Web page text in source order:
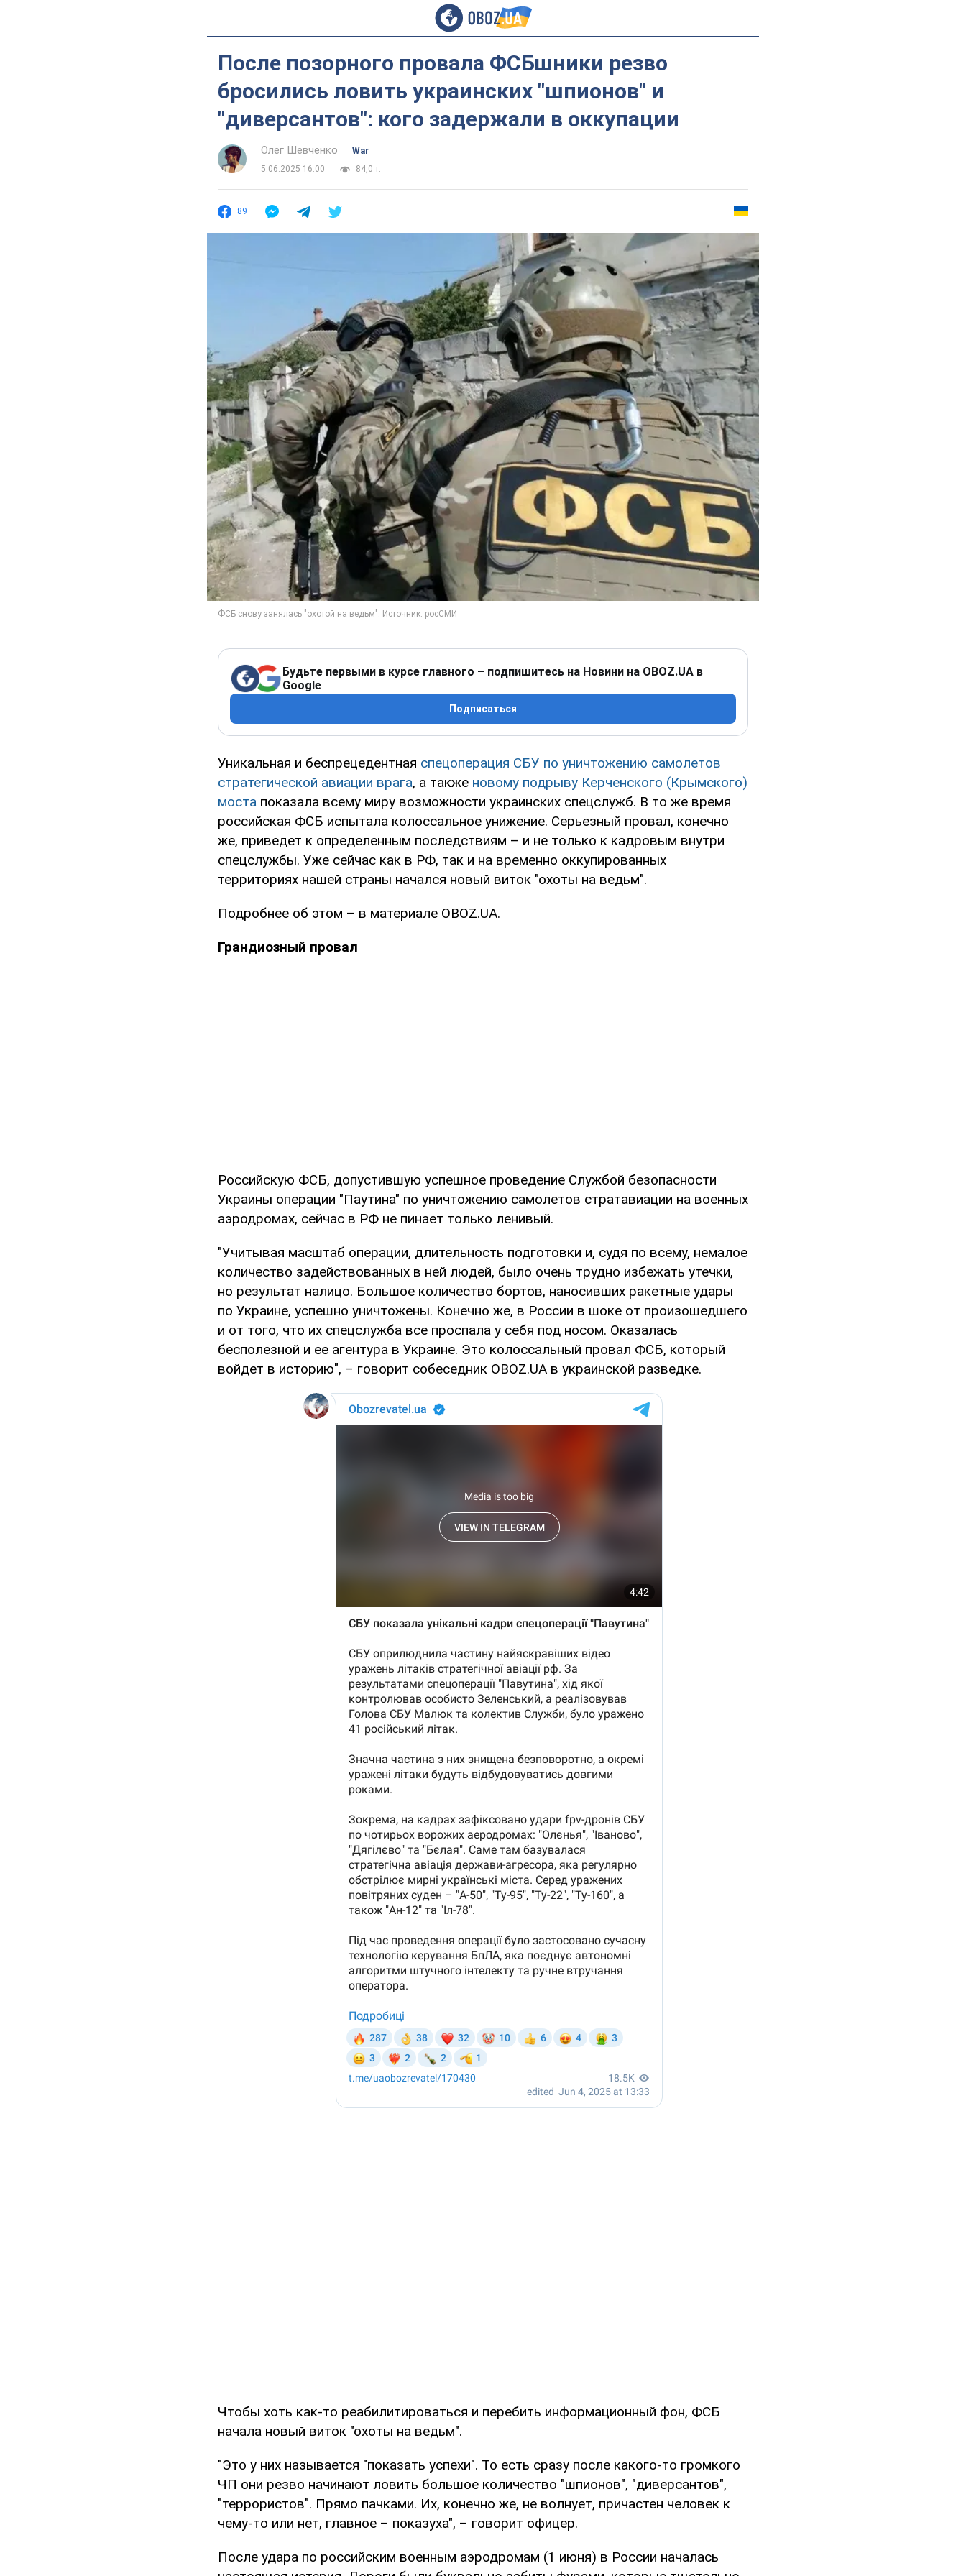
После позорного провала ФСБшники резво
бросились ловить украинских "шпионов" и
"диверсантов": кого задержали в оккупации
Олег Шевченко
War
5.06.2025 16:00
84,0 т.
89
Будьте первыми в курсе главного – подпишитесь на Новини на OBOZ.UA в
Google
Подписаться
Уникальная и беспрецедентная спецоперация СБУ по уничтожению самолетов
стратегической авиации врага, а также новому подрыву Керченского (Крымского)
моста показала всему миру возможности украинских спецслужб. В то же время
российская ФСБ испытала колоссальное унижение. Серьезный провал, конечно
же, приведет к определенным последствиям – и не только к кадровым внутри
спецслужбы. Уже сейчас как в РФ, так и на временно оккупированных
территориях нашей страны начался новый виток "охоты на ведьм".
Подробнее об этом – в материале OBOZ.UA.
Грандиозный провал
Российскую ФСБ, допустившую успешное проведение Службой безопасности
Украины операции "Паутина" по уничтожению самолетов стратавиации на военных
аэродромах, сейчас в РФ не пинает только ленивый.
"Учитывая масштаб операции, длительность подготовки и, судя по всему, немалое
количество задействованных в ней людей, было очень трудно избежать утечки,
но результат налицо. Большое количество бортов, наносивших ракетные удары
по Украине, успешно уничтожены. Конечно же, в России в шоке от произошедшего
и от того, что их спецслужба все проспала у себя под носом. Оказалась
бесполезной и ее агентура в Украине. Это колоссальный провал ФСБ, который
войдет в историю", – говорит собеседник OBOZ.UA в украинской разведке.
Чтобы хоть как-то реабилитироваться и перебить информационный фон, ФСБ
начала новый виток "охоты на ведьм".
"Это у них называется "показать успехи". То есть сразу после какого-то громкого
ЧП они резво начинают ловить большое количество "шпионов", "диверсантов",
"террористов". Прямо пачками. Их, конечно же, не волнует, причастен человек к
чему-то или нет, главное – показуха", – говорит офицер.
После удара по российским военным аэродромам (1 июня) в России началась